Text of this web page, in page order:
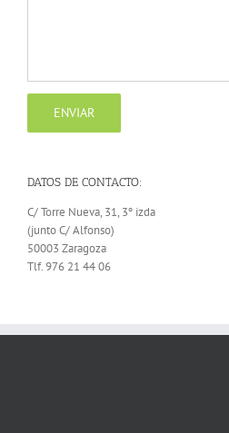
DATOS DE CONTACTO:
C/ Torre Nueva, 31, 3º izda
(junto C/ Alfonso)
50003 Zaragoza
Tlf. 976 21 44 06